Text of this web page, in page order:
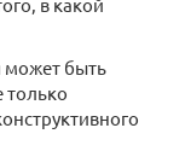
в какой
может быть